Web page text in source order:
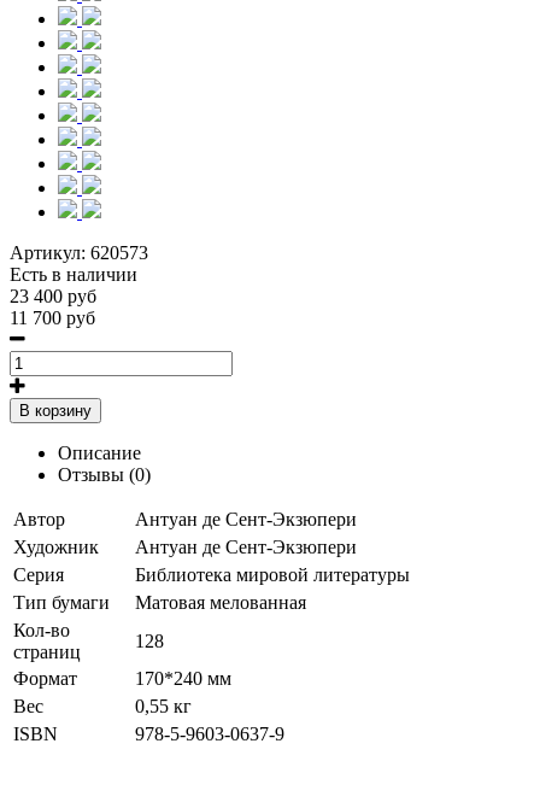
Артикул: 620573
Есть в наличии
23 400 руб
11 700 руб
В корзину
Описание
Отзывы (0)
Автор
Антуан де Сент-Экзюпери
Художник
Антуан де Сент-Экзюпери
Серия
Библиотека мировой литературы
Тип бумаги
Матовая мелованная
Кол-во
страниц
128
Формат
170*240 мм
Вес
0,55 кг
ISBN
978-5-9603-0637-9